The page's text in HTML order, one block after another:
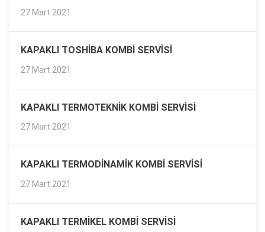
27 Mart 2021
KAPAKLI TOSHIBA KOMBI SERVISI
27 Mart 2021
KAPAKLI TERMOTEKNIK KOMBI SERVISI
27 Mart 2021
KAPAKLI TERMODINAMIK KOMBI SERVISI
27 Mart 2021
KAPAKLI TERMIKEL KOMBI SERVISI